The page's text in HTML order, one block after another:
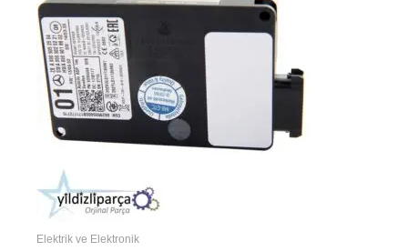
Elektrik ve Elektronik